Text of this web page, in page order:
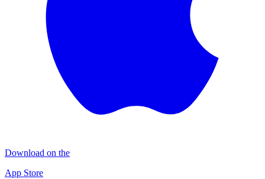
Download on the
App Store